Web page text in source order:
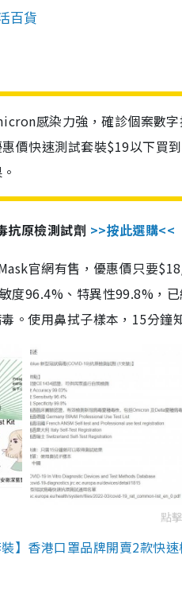
百貨
感染力強，確診個案數
價快速測試套裝$19以下買
抗原檢測試劑 >>按此選購<<
官網有售，優惠價只要
度96.4%、特異性99.8%，
。使用鼻拭子樣本，15分鐘
點
】香港口罩品牌開賣2款快